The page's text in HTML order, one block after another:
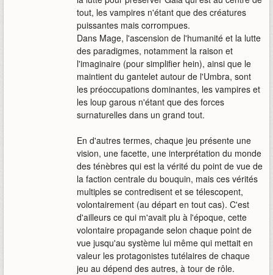
tout, les vampires n'étant que des créatures
puissantes mais corrompues.
Dans Mage, l'ascension de l'humanité et la lutte
des paradigmes, notamment la raison et
l'imaginaire (pour simplifier hein), ainsi que le
maintient du gantelet autour de l'Umbra, sont
les préoccupations dominantes, les vampires et
les loup garous n'étant que des forces
surnaturelles dans un grand tout.
En d'autres termes, chaque jeu présente une
vision, une facette, une interprétation du monde
des ténèbres qui est la vérité du point de vue de
la faction centrale du bouquin, mais ces vérités
multiples se contredisent et se télescopent,
volontairement (au départ en tout cas). C'est
d'ailleurs ce qui m'avait plu à l'époque, cette
volontaire propagande selon chaque point de
vue jusqu'au système lui même qui mettait en
valeur les protagonistes tutélaires de chaque
jeu au dépend des autres, à tour de rôle.